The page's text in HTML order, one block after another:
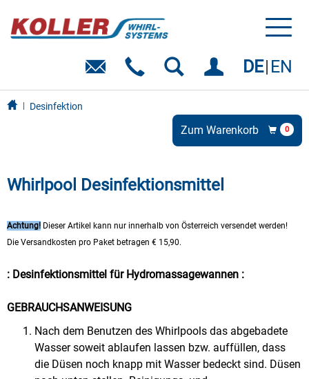
DE EN
Desinfektion
Zum Warenkorb 0
Whirlpool Desinfektionsmittel
Achtung! Dieser Artikel kann nur innerhalb von Österreich versendet werden!
Die Versandkosten pro Paket betragen € 15,90.
: Desinfektionsmittel für Hydromassagewannen :
GEBRAUCHSANWEISUNG
Nach dem Benutzen des Whirlpools das abgebadete
Wasser soweit ablaufen lassen bzw. auffüllen, dass
die Düsen noch knapp mit Wasser bedeckt sind. Düsen